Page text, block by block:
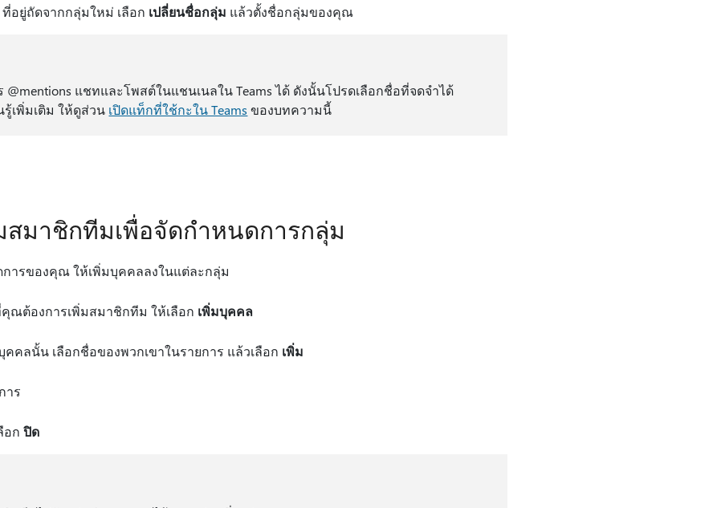
ที่อยู่ถัดจากกลุ่มใหม่ เลือก เปลี่ยนชื่อกลุ่ม แล้วตั้งชื่อกลุ่มของคุณ
แชทและโพสต์ในแชนเนลใน Teams ได้ ดังนั้นโปรดเลือกชื่อที่จดจําได้
รู้เพิ่มเติม ให้ดูส่วน เปิดแท็กที่ใช้กะใน Teams ของบทความนี้
มาชิกทีมเพื่อจัดกําหนดการกลุ่ม
ารของคุณ ให้เพิ่มบุคคลลงในแต่ละกลุ่ม
ณต้องการเพิ่มสมาชิกทีม ให้เลือก เพิ่มบุคคล
คลนั้น เลือกชื่อของพวกเขาในรายการ แล้วเลือก เพิ่ม
าร
อก ปิด